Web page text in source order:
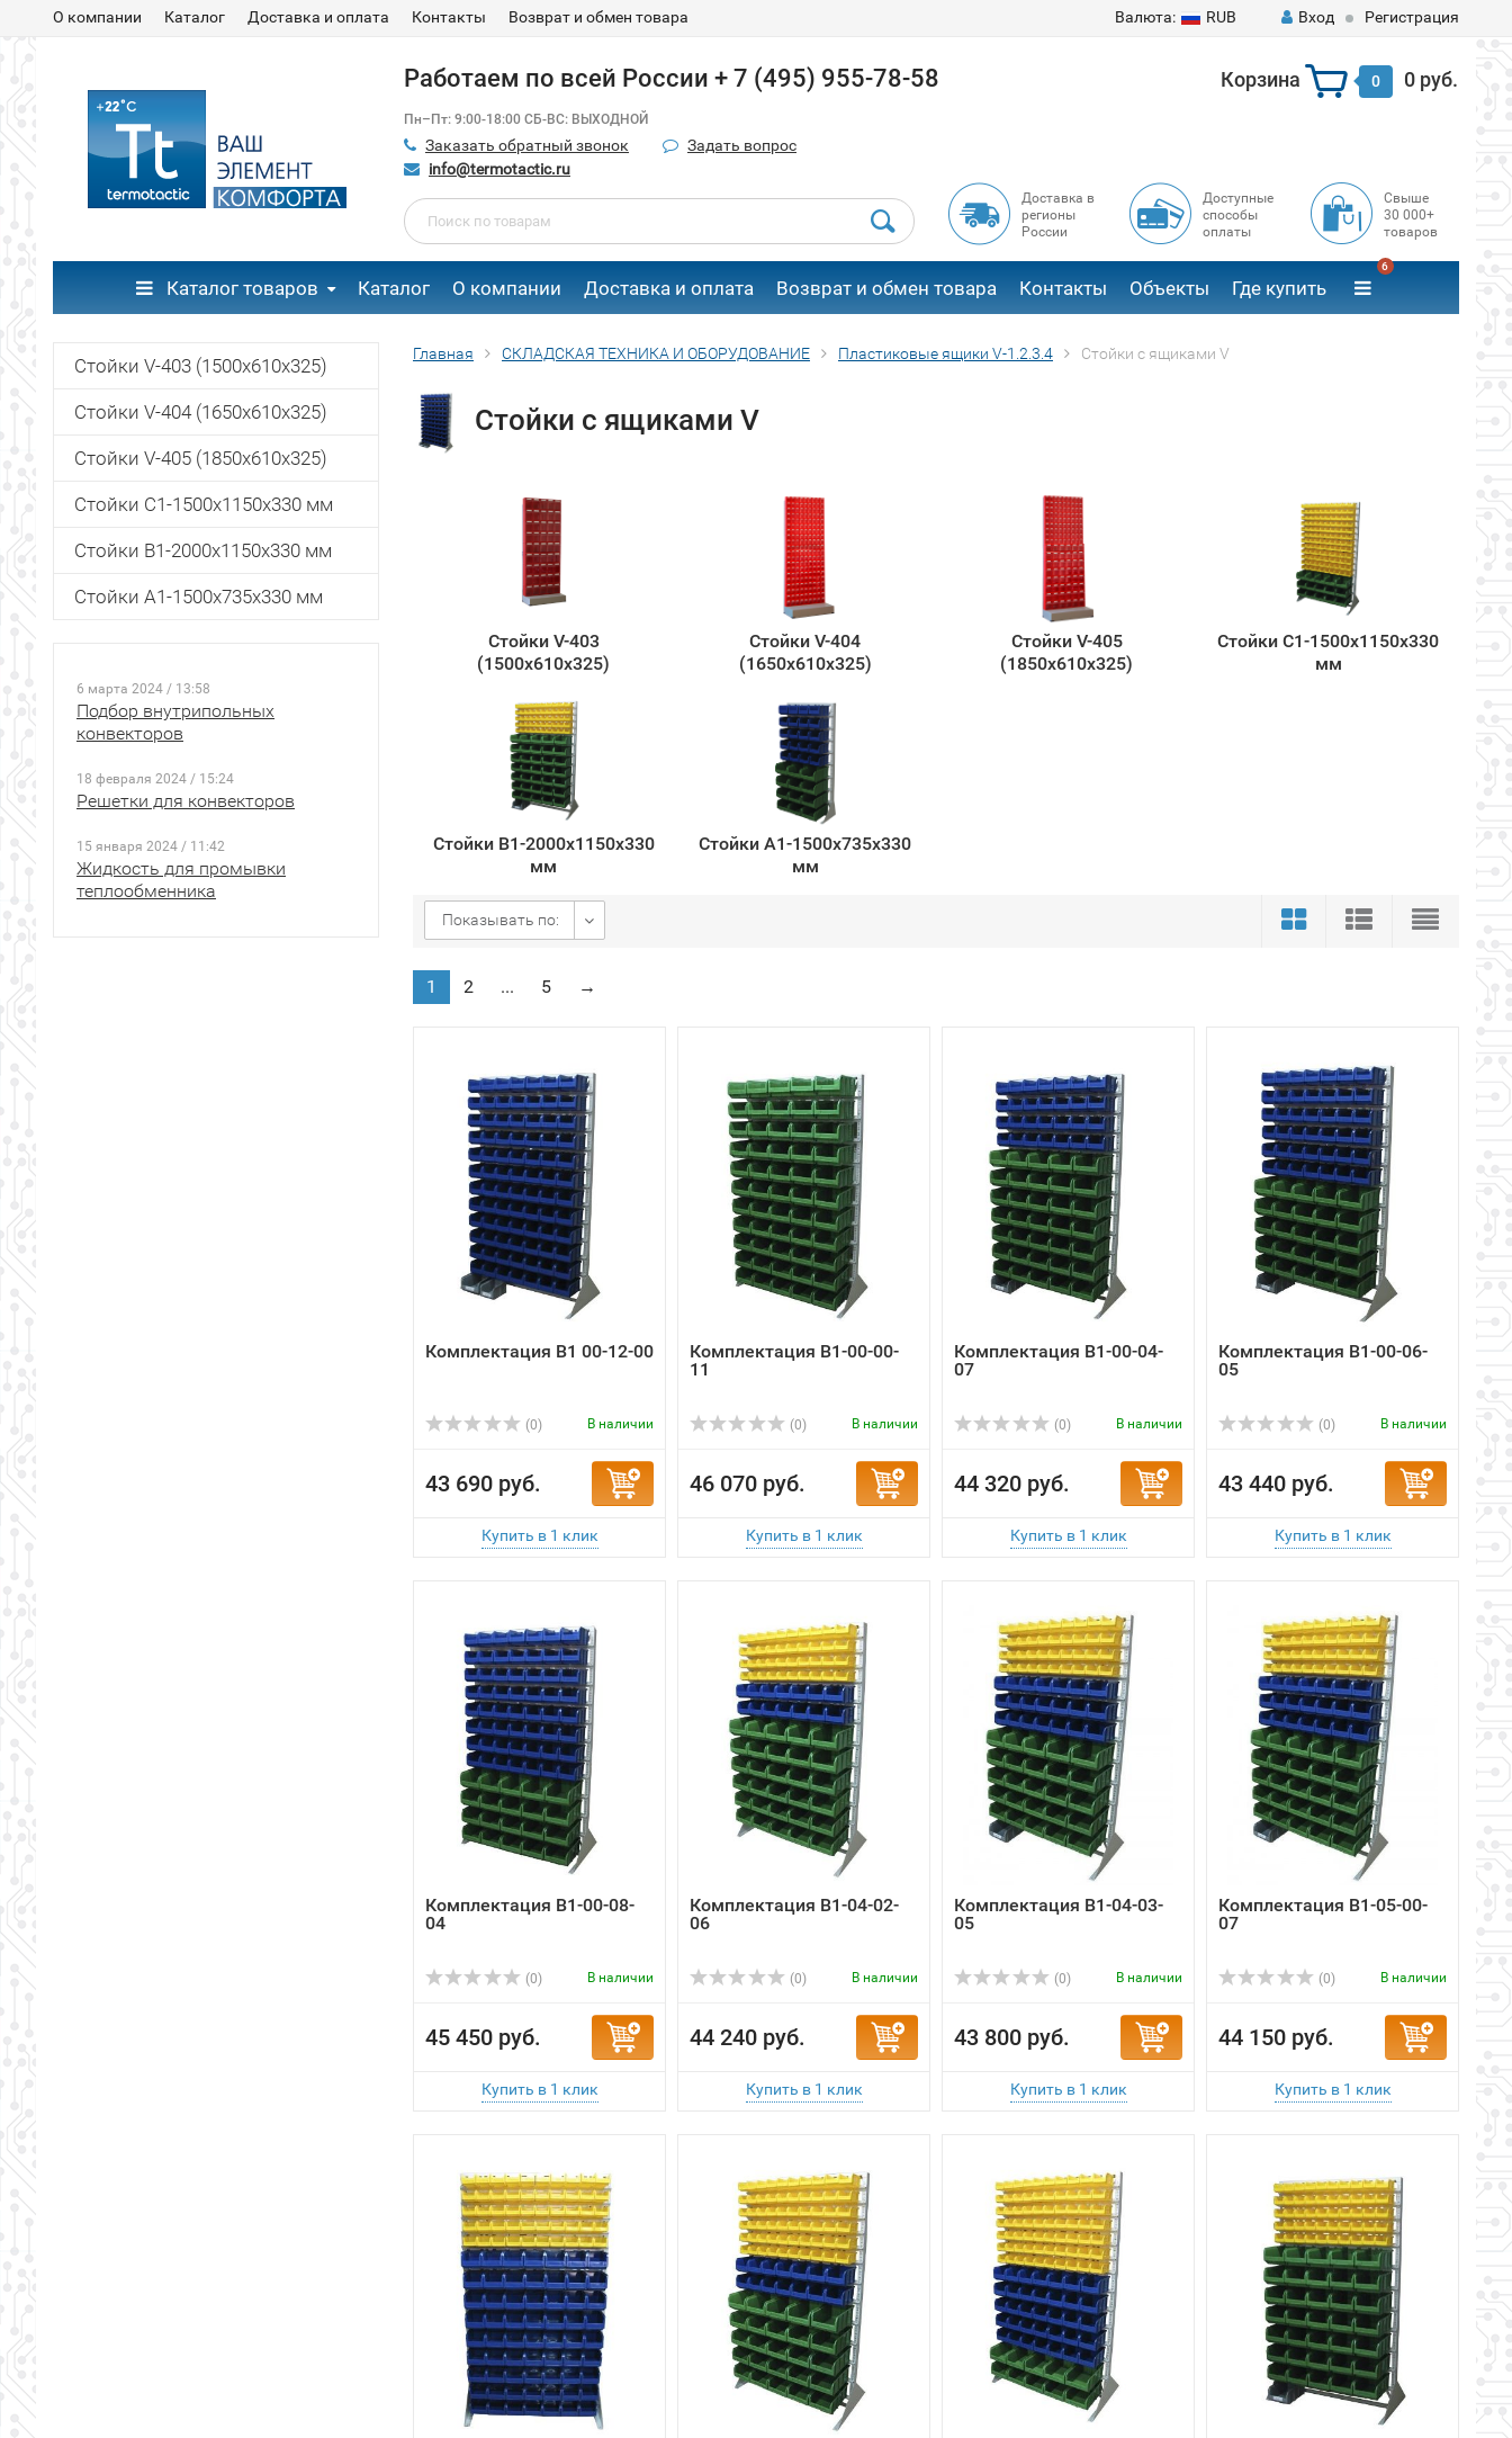
О компании Каталог Доставка и оплата Контакты Возврат и обмен товара Валюта: RUB Вход Регистрация
Работаем по всей России + 7 (495) 955-78-58
Пн–Пт: 9:00-18:00 СБ-ВС: ВЫХОДНОЙ
Заказать обратный звонок
Задать вопрос
info@termotactic.ru
Корзина 0 0 руб.
Доставка в
регионы
России
Доступные
способы
оплаты
Свыше
30 000+
товаров
Каталог товаров Каталог О компании Доставка и оплата Возврат и обмен товара Контакты Объекты Где купить
6
Cтойки V-403 (1500x610х325)
Cтойки V-404 (1650х610х325)
Cтойки V-405 (1850x610х325)
Стойки С1-1500х1150х330 мм
Стойки В1-2000х1150х330 мм
Стойки А1-1500х735х330 мм
6 марта 2024 / 13:58
Подбор внутрипольных
конвекторов
18 февраля 2024 / 15:24
Решетки для конвекторов
15 января 2024 / 11:42
Жидкость для промывки
теплообменника
Главная СКЛАДСКАЯ ТЕХНИКА И ОБОРУДОВАНИЕ Пластиковые ящики V-1.2.3.4 Стойки с ящиками V
Стойки с ящиками V
Cтойки V-403
(1500x610х325)
Cтойки V-404
(1650х610х325)
Cтойки V-405
(1850x610х325)
Стойки С1-1500х1150х330
мм
Стойки В1-2000х1150х330
мм
Стойки А1-1500х735х330
мм
Показывать по:
1 2 ... 5 →
Комплектация B1 00-12-00
(0) В наличии
43 690 руб.
Комплектация B1-00-00-
11
(0) В наличии
46 070 руб.
Комплектация B1-00-04-
07
(0) В наличии
44 320 руб.
Комплектация B1-00-06-
05
(0) В наличии
43 440 руб.
Комплектация B1-00-08-
04
(0) В наличии
45 450 руб.
Комплектация B1-04-02-
06
(0) В наличии
44 240 руб.
Комплектация B1-04-03-
05
(0) В наличии
43 800 руб.
Комплектация B1-05-00-
07
(0) В наличии
44 150 руб.